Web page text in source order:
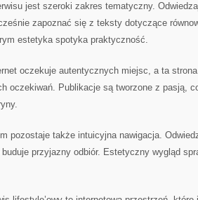
jest szeroki zakres tematyczny.
zapoznać się z teksty dotyczące
estetyka spotyka praktyczność.
oczekuje autentycznych miejsc, a ta
oczekiwań. Publikacje są tworzone z pasją,
pozostaje także intuicyjna nawigacja.
przyjazny odbiór. Estetyczny wygląd